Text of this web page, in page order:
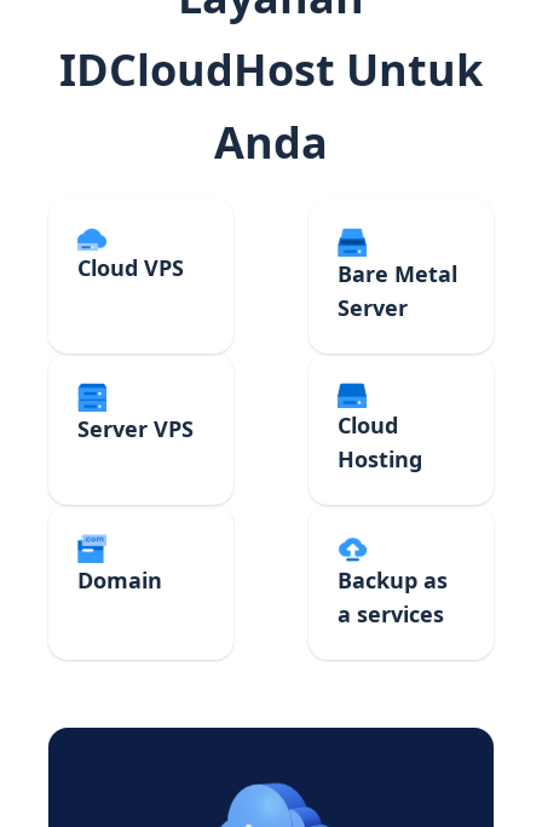
IDCloudHost Untuk
Anda
Cloud VPS
Bare Metal
Server
Server VPS
Cloud
Hosting
Domain
Backup as
a services